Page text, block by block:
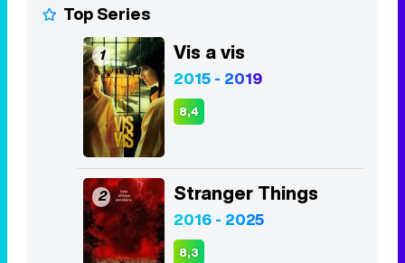
Top Series
1 Vis a vis
2015 - 2019
8,4
2 Stranger Things
2016 - 2025
8,3